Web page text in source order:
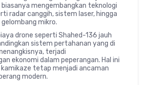
mengembangkan teknologi
radar canggih, sistem laser, hingga
mikro.
drone seperti Shahed-136 jauh
sistem pertahanan yang di
terjadi
ekonomi dalam peperangan. Hal ini
tetap menjadi ancaman
modern.